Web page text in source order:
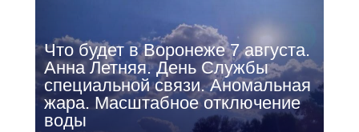
Что будет в Воронеже 7 августа.
Анна Летняя. День Службы
специальной связи. Аномальная
жара. Масштабное отключение
воды